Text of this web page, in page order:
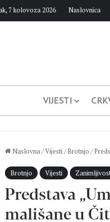
7 kolovoza 2026 Naslovnica
VIJESTI
Naslovna/Vijesti/ Brotnjo /
Brotnjo Vijesti
Predstava
mališane u